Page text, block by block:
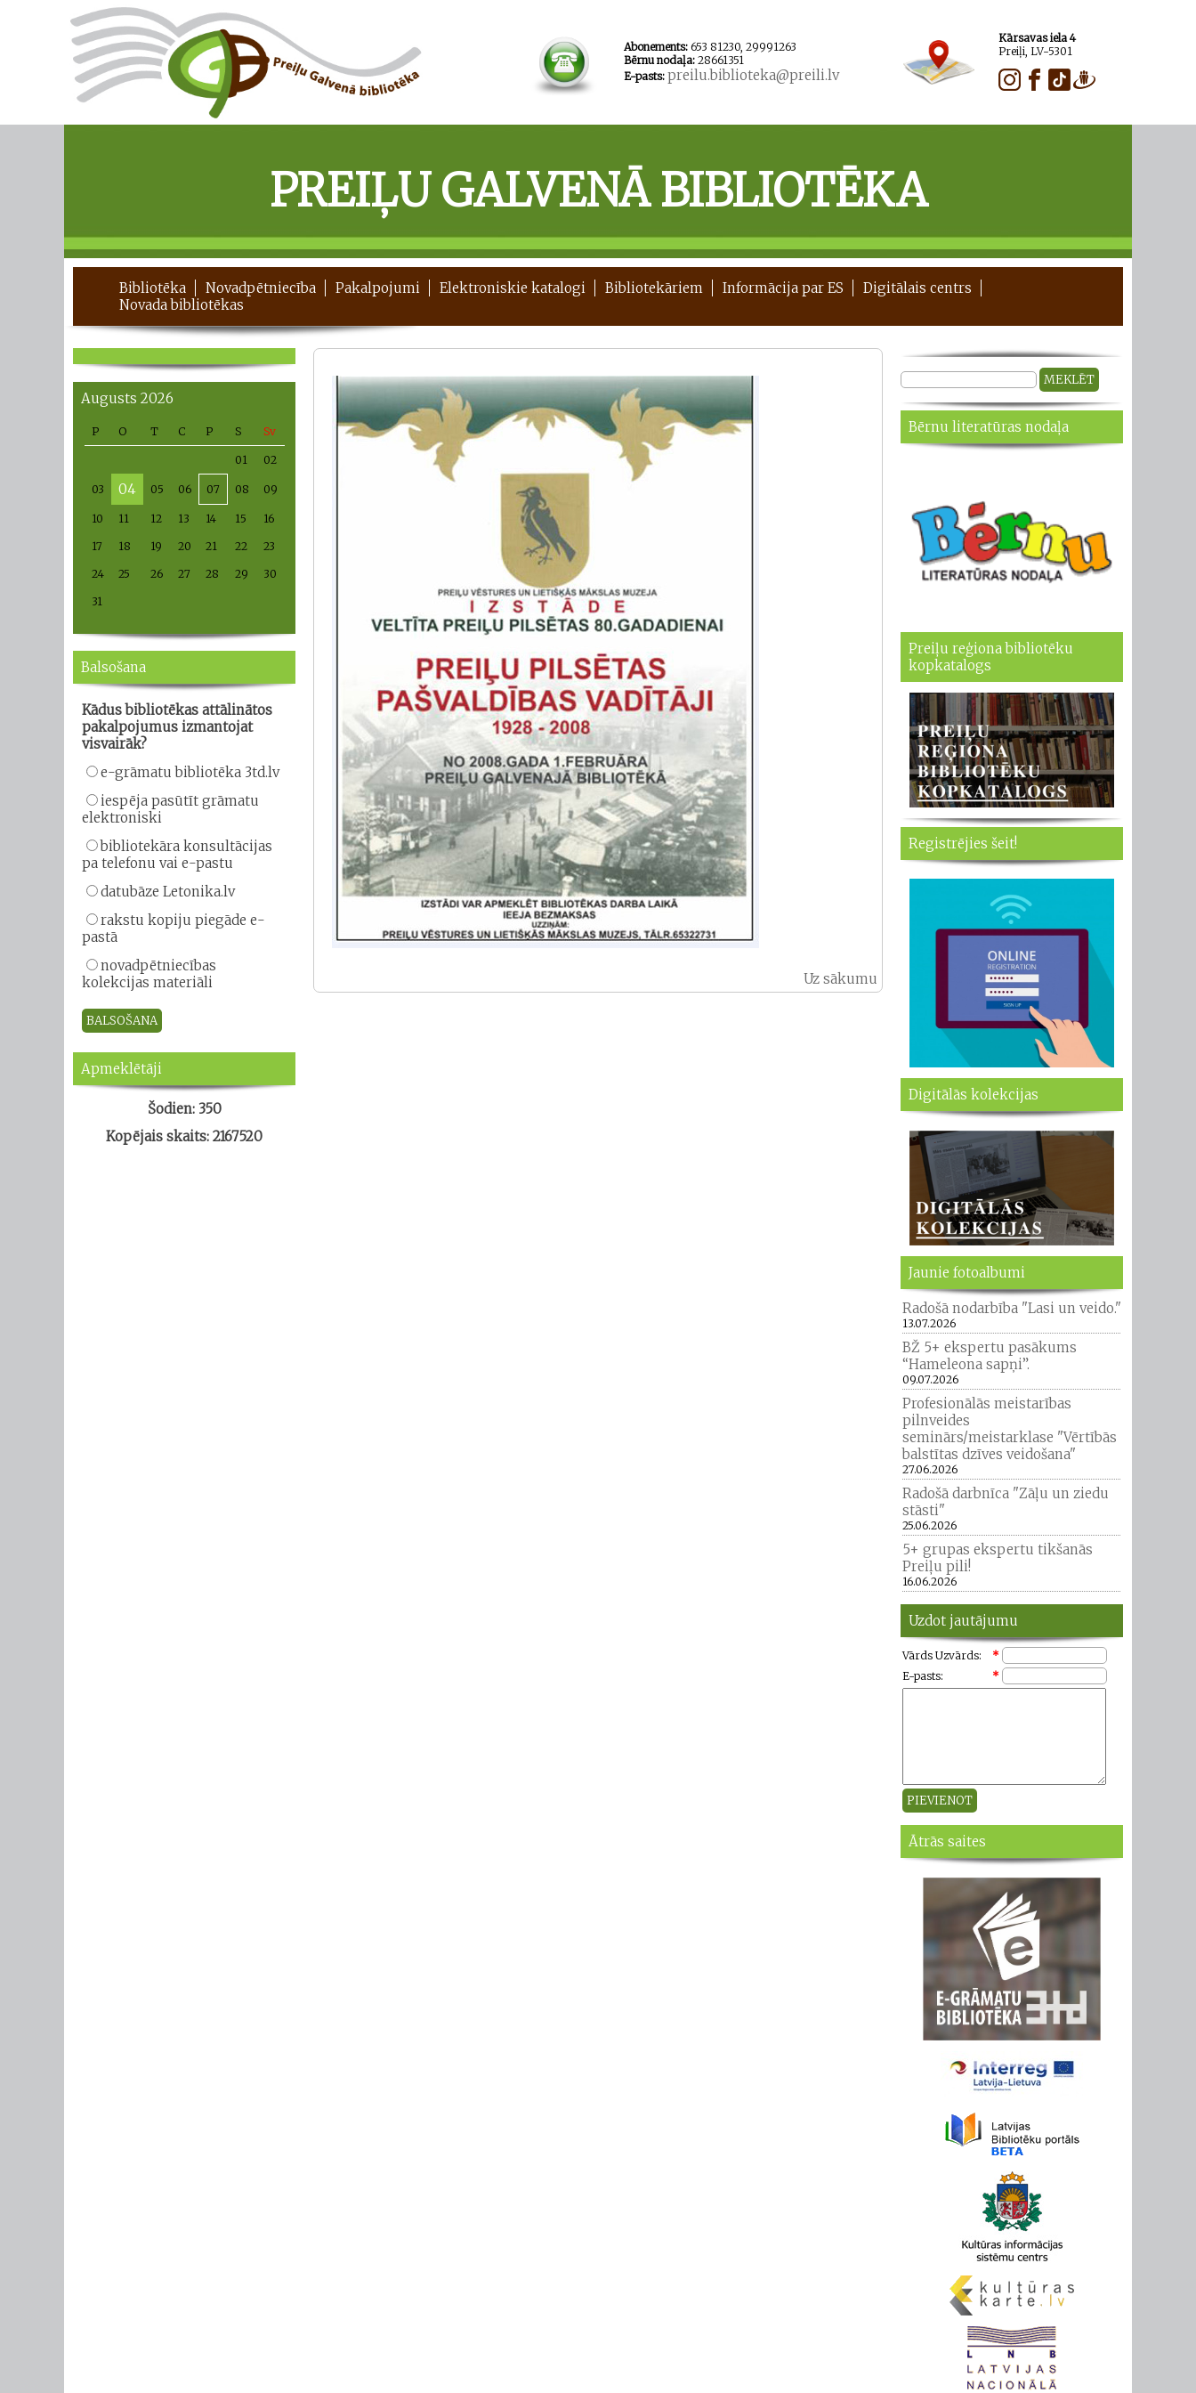
Abonements: 653 81230, 29991263
Bērnu nodaļa: 28661351
E-pasts: preilu.biblioteka@preili.lv
Kārsavas iela 4
Preiļi, LV-5301
PREIĻU GALVENĀ BIBLIOTĒKA
Bibliotēka Novadpētniecība Pakalpojumi Elektroniskie katalogi Bibliotekāriem Informācija par ES
Digitālais centrs
Novada bibliotēkas
Augusts 2026
P O T C P S Sv
01 02
03 04 05 06 07 08 09
10 11 12 13 14 15 16
17 18 19 20 21 22 23
24 25 26 27 28 29 30
31
Balsošana
Kādus bibliotēkas attālinātos
pakalpojumus izmantojat
visvairāk?
e-grāmatu bibliotēka 3td.lv
iespēja pasūtīt grāmatu
elektroniski
bibliotekāra konsultācijas
pa telefonu vai e-pastu
datubāze Letonika.lv
rakstu kopiju piegāde e-
pastā
novadpētniecības
kolekcijas materiāli
Apmeklētāji
Šodien: 350
Kopējais skaits: 2167520
Uz sākumu
Bērnu literatūras nodaļa
Preiļu reģiona bibliotēku
kopkatalogs
Registrējies šeit!
Digitālās kolekcijas
Jaunie fotoalbumi
Radošā nodarbība "Lasi un veido."
13.07.2026
BŽ 5+ ekspertu pasākums
“Hameleona sapņi”.
09.07.2026
Profesionālās meistarības
pilnveides
seminārs/meistarklase "Vērtībās
balstītas dzīves veidošana"
27.06.2026
Radošā darbnīca "Zāļu un ziedu
stāsti"
25.06.2026
5+ grupas ekspertu tikšanās
Preiļu pili!
16.06.2026
Uzdot jautājumu
Vārds Uzvārds:
*
E-pasts:
*
Ātrās saites